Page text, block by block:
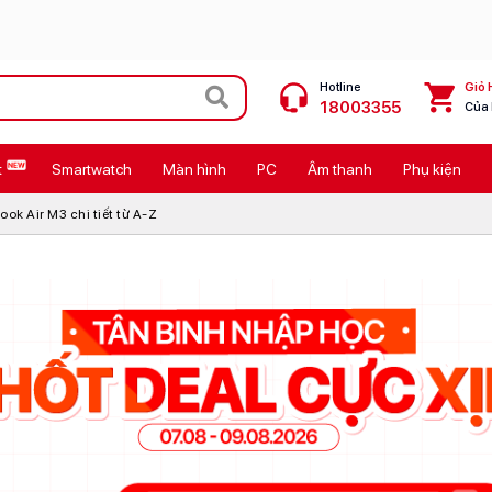
Galaxy Z8 Series
Ốp lưng Pitaka
Ốp lưng Apple
Cốc sạc Apple
Hotline
18003355
Giỏ
Của
Smartwatch Màn hình PC Âm thanh Phụ kiện
Air M3 chi tiết từ A-Z